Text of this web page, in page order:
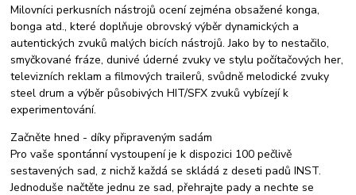
Milovníci perkusních nástrojů ocení zejména obsažené konga,
bonga atd., které doplňuje obrovský výběr dynamických a
autentických zvuků malých bicích nástrojů. Jako by to nestačilo,
smyčkované fráze, dunivé úderné zvuky ve stylu počítačových her,
televizních reklam a filmových trailerů, svůdně melodické zvuky
steel drum a výběr působivých HIT/SFX zvuků vybízejí k
experimentování.
Začněte hned - díky připraveným sadám
Pro vaše spontánní vystoupení je k dispozici 100 pečlivě
sestavených sad, z nichž každá se skládá z deseti padů INST.
Jednoduše načtěte jednu ze sad, přehrajte pady a nechte se